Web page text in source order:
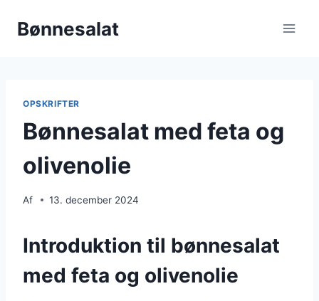
Bønnesalat
OPSKRIFTER
Bønnesalat med feta og
olivenolie
Af 13. december 2024
Introduktion til bønnesalat
med feta og olivenolie